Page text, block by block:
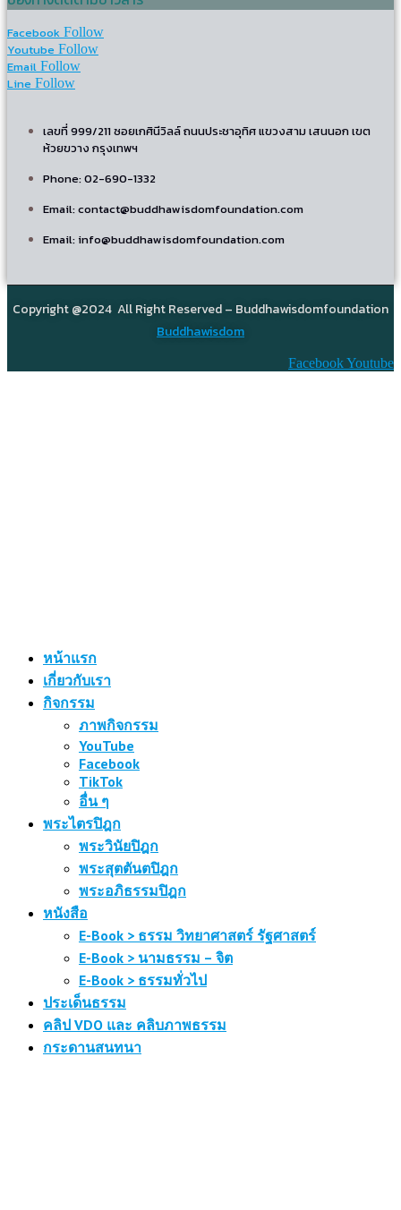
Facebook Follow
Youtube Follow
Email Follow
Line Follow
เลขที่ 999/211 ซอยเกศินีวิลล์ ถนนประชาอุทิศ แขวงสาม เสนนอก เขต
ห้วยขวาง กรุงเทพฯ
Phone: 02-690-1332
Email: contact@buddhawisdomfoundation.com
Email: info@buddhawisdomfoundation.com
Copyright @2024 All Right Reserved – Buddhawisdomfoundation
Buddhawisdom
FacebookYoutube
หน้าแรก
เกี่ยวกับเรา
กิจกรรม
ภาพกิจกรรม
YouTube
Facebook
TikTok
อื่น ๆ
พระไตรปิฎก
พระวินัยปิฎก
พระสุตตันตปิฎก
พระอภิธรรมปิฎก
หนังสือ
E-Book > ธรรม วิทยาศาสตร์ รัฐศาสตร์
E-Book > นามธรรม – จิต
E-Book > ธรรมทั่วไป
ประเด็นธรรม
คลิป VDO และ คลิบภาพธรรม
กระดานสนทนา